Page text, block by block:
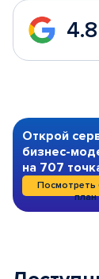
4.8
Открой
бизнес-
на 707
Посмотреть
план